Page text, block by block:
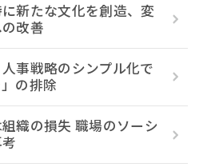
新たな文化を創造、変
改善
事戦略のシンプル化で
の排除
織の損失 職場のソーシ